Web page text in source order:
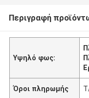
Περιγραφή
Υψηλό φως:
Όροι πληρωμής